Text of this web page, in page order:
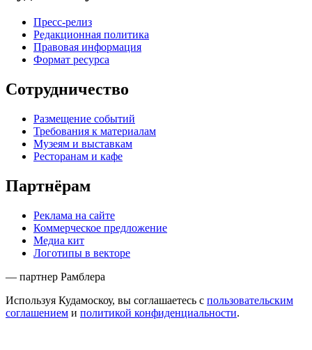
Пресс-релиз
Редакционная политика
Правовая информация
Формат ресурса
Сотрудничество
Размещение событий
Требования к материалам
Музеям и выставкам
Ресторанам и кафе
Партнёрам
Реклама на сайте
Коммерческое предложение
Медиа кит
Логотипы в векторе
— партнер Рамблера
Используя Кудамоскоу, вы соглашаетесь с пользовательским
соглашением и политикой конфиденциальности.